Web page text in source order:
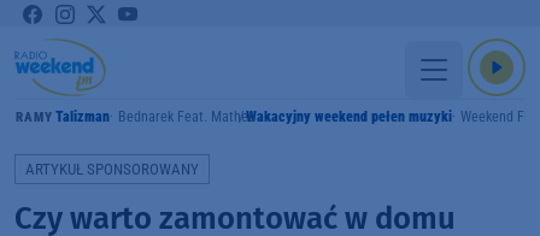
GRAMY Talizman Bednarek Feat. MatheoWakacyjny weekend pełen muzyki Weekend FM
ARTYKUŁ SPONSOROWANY
Czy warto zamontować w domu